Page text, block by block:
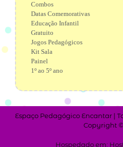
Combos
Datas Comemorativas
Educação Infantil
Gratuito
Jogos Pedagógicos
Kit Sala
Painel
1º ao 5º ano
Espaço Pedagógico Encantar |
Copyright
Hospedado em: